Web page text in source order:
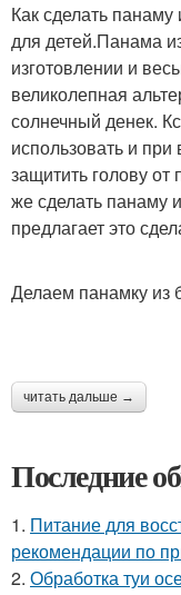
Как сделать
для детей.Панама
изготовлении и
великолепная
солнечный денек.
использовать и
защитить голову от
же сделать панаму
предлагает это
Делаем панамку из
читать дальше →
Последние
1. Питание для
рекомендации по
2. Обработка туи